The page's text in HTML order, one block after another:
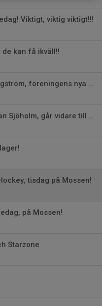
Viktigt, viktig viktigt!!!
kan få ikväll!!
Välkommen Richard Långström, föreningens nya Kanslichef!
Vår fina kanslichef, Johan Sjöholm, går vidare till nya spännande äventyr!
tisdag på Mossen!
på Mossen!
Starzone